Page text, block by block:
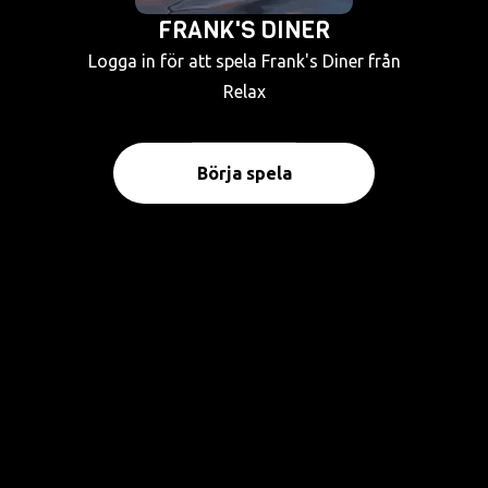
FRANK'S DINER
Logga in för att spela Frank's Diner från
Relax
Börja spela